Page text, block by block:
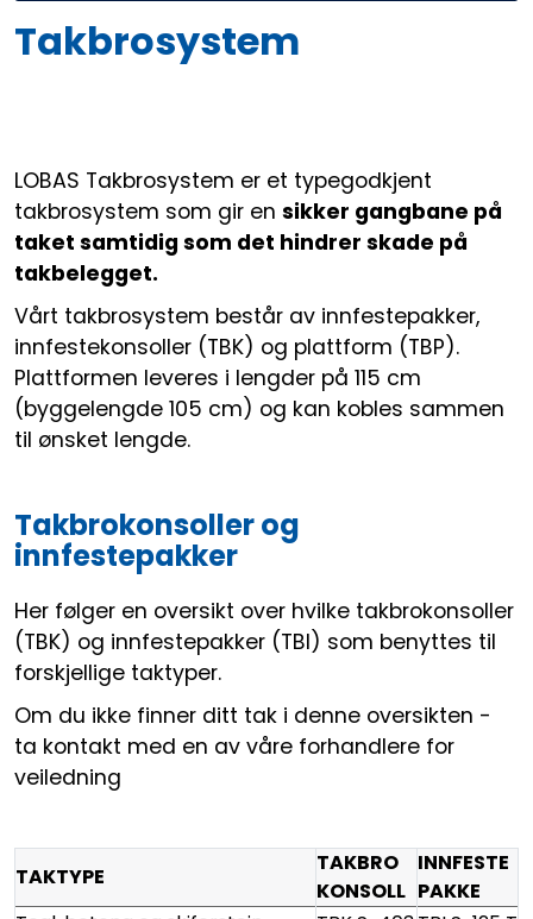
Takbrosystem
LOBAS Takbrosystem er et typegodkjent
takbrosystem som gir en sikker gangbane på
taket samtidig som det hindrer skade på
takbelegget.
Vårt takbrosystem består av innfestepakker,
innfestekonsoller (TBK) og plattform (TBP).
Plattformen leveres i lengder på 115 cm
(byggelengde 105 cm) og kan kobles sammen
til ønsket lengde.
Takbrokonsoller og
innfestepakker
Her følger en oversikt over hvilke takbrokonsoller
(TBK) og innfestepakker (TBI) som benyttes til
forskjellige taktyper.
Om du ikke finner ditt tak i denne oversikten -
ta kontakt med en av våre forhandlere for
veiledning
TAKTYPE
TAKBRO
KONSOLL
INNFESTE
PAKKE